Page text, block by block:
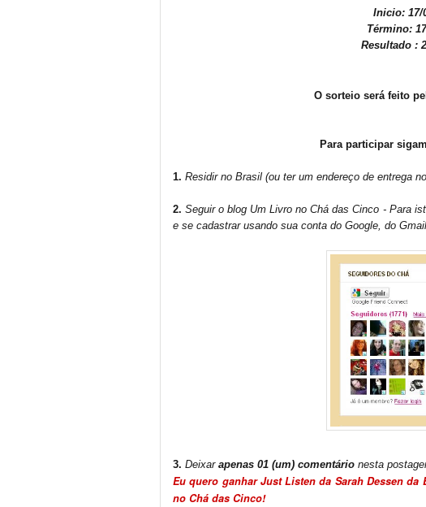
Inicio: 17/
Término:
Resultado :
O sorteio será feito
Para participar
1. Residir no Brasil (ou ter um endereço de entrega
2. Seguir o blog Um Livro no Chá das Cinco - Para
e se cadastrar usando sua conta do Google, do
3. Deixar apenas 01 (um) comentário nesta
Eu quero ganhar Just Listen da Sarah Dessen
no Chá das Cinco!